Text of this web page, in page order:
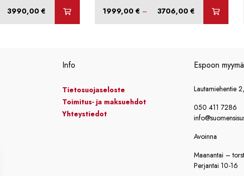
3990,00 €Hintaluokka:
1999,00€ – 3706,00€ Hintaluokka:
Info
Tietosuojaseloste
Toimitus- ja maksuehdot
Yhteystiedot
Espoon
Lautamiehentie
050 411 7286
Avoinna
Maanantai –
Perjantai 10-16